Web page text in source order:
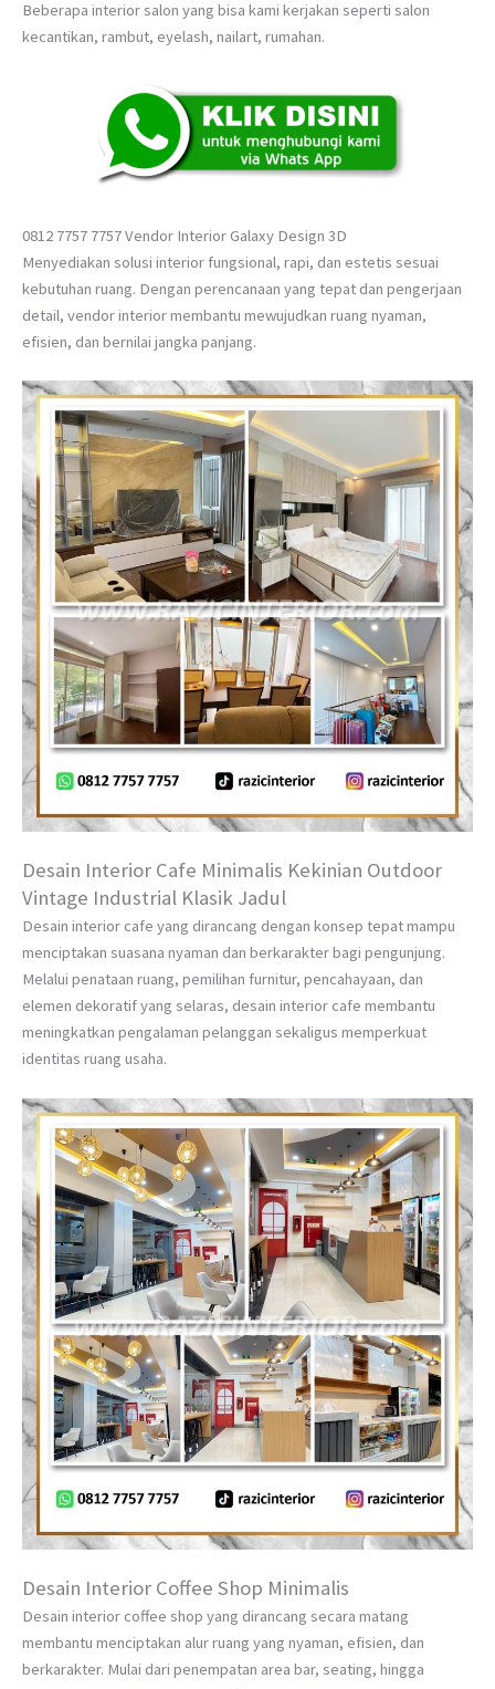
Beberapa interior salon yang bisa kami kerjakan seperti salon
kecantikan, rambut, eyelash, nailart, rumahan.
0812 7757 7757 Vendor Interior Galaxy Design 3D
Menyediakan solusi interior fungsional, rapi, dan estetis sesuai
kebutuhan ruang. Dengan perencanaan yang tepat dan pengerjaan
detail, vendor interior membantu mewujudkan ruang nyaman,
efisien, dan bernilai jangka panjang.
Desain Interior Cafe Minimalis Kekinian Outdoor
Vintage Industrial Klasik Jadul
Desain interior cafe yang dirancang dengan konsep tepat mampu
menciptakan suasana nyaman dan berkarakter bagi pengunjung.
Melalui penataan ruang, pemilihan furnitur, pencahayaan, dan
elemen dekoratif yang selaras, desain interior cafe membantu
meningkatkan pengalaman pelanggan sekaligus memperkuat
identitas ruang usaha.
Desain Interior Coffee Shop Minimalis
Desain interior coffee shop yang dirancang secara matang
membantu menciptakan alur ruang yang nyaman, efisien, dan
berkarakter. Mulai dari penempatan area bar, seating, hingga